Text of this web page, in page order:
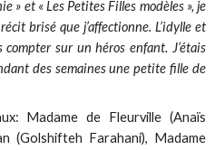
» et « Les Petites Filles modèles », je
brisé que j’affectionne. L’idylle et
sur un héros enfant. J’étais
des semaines une petite fille de
Madame de Fleurville (Anaïs
(Golshifteh Farahani), Madame